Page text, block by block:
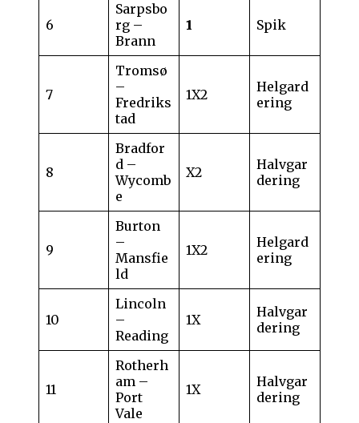
6
Sarpsbo
rg –
Brann
1 Spik
7
Tromsø
–
Fredriks
tad
1X2
Helgard
ering
8
Bradfor
d –
Wycomb
e
X2
Halvgar
dering
9
Burton
–
Mansfie
ld
1X2
Helgard
ering
10
Lincoln
–
Reading
1X
Halvgar
dering
11
Rotherh
am –
Port
Vale
1X
Halvgar
dering